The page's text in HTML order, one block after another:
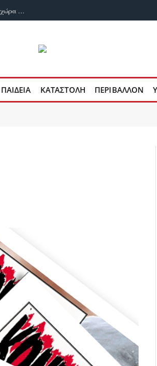
Δυο χρόνια ευλογιά των αιγοπροβάτων: Ενδημική στον ιό έγινε η χώρα μας
ΠΑΙΔΕΙΑ ΚΑΤΑΣΤΟΛΗ ΠΕΡΙΒΑΛΛΟΝ